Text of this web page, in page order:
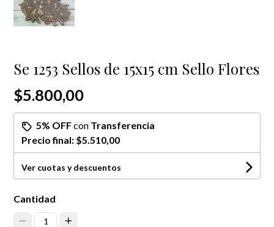
Se 1253 Sellos de 15x15 cm Sello Flores
$5.800,00
5% OFFcon Transferencia
Precio final: $5.510,00
Ver cuotas y descuentos
Cantidad
1